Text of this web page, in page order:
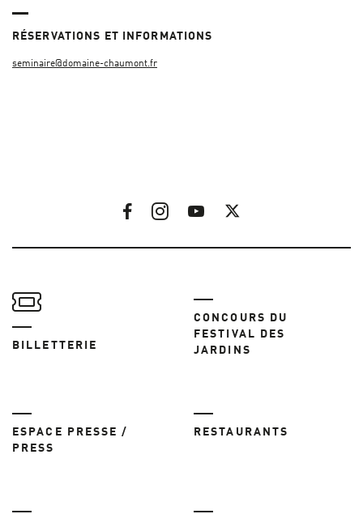
RÉSERVATIONS ET INFORMATIONS
seminaire@domaine-chaumont.fr
BILLETTERIE
CONCOURS DU
FESTIVAL DES
JARDINS
ESPACE PRESSE /
PRESS
RESTAURANTS